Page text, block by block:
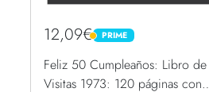
12,09€ PRIME
PRIME
Feliz 50 Cumpleaños: Libro de
Visitas 1973: 120 páginas con